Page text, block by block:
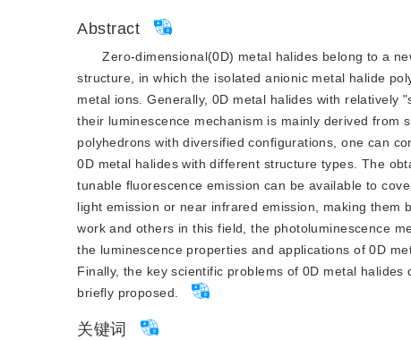
Abstract
Zero-dimensional(0D) metal halides belong to a
structure, in which the isolated anionic metal halide
metal ions. Generally, 0D metal halides with relatively
their luminescence mechanism is mainly derived from
polyhedrons with diversified configurations, one can
0D metal halides with different structure types. The
tunable fluorescence emission can be available to
light emission or near infrared emission, making them
work and others in this field, the photoluminescence
the luminescence properties and applications of 0D
Finally, the key scientific problems of 0D metal
briefly proposed.
关键词